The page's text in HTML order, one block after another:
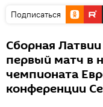
Подписаться
Сборная
первый матч в
чемпионата
конференции